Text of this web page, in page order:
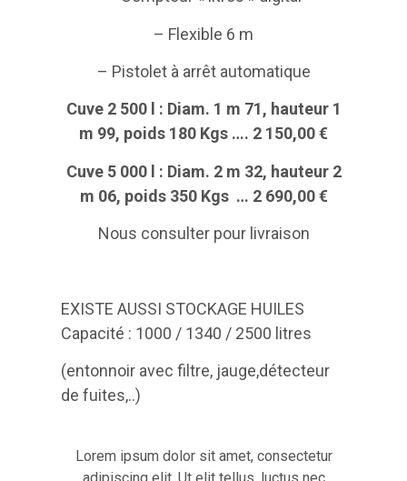
– Flexible 6 m
– Pistolet à arrêt automatique
Cuve 2 500 l : Diam. 1 m 71, hauteur 1
m 99, poids 180 Kgs …. 2 150,00 €
Cuve 5 000 l : Diam. 2 m 32, hauteur 2
m 06, poids 350 Kgs … 2 690,00 €
Nous consulter pour livraison
EXISTE AUSSI STOCKAGE HUILES
Capacité : 1000 / 1340 / 2500 litres
(entonnoir avec filtre, jauge,détecteur
de fuites,..)
Lorem ipsum dolor sit amet, consectetur